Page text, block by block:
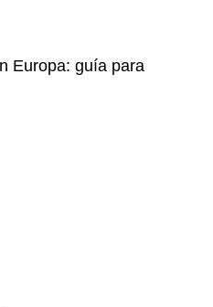
Europa: guía para